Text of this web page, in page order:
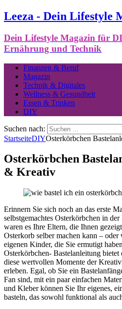
Leeza - Dein Lifestyle
Dein Lifestyle Magazin für
Ernährung und Technik
Finanzen & Beruf
Magazin
Technik & Digitales
Wellness & Gesundheit
Essen & Trinken
DIY
Suchen nach:
StartseiteDIYOsterkörbchen
Osterkörbchen
& Kreativ
Erinnern Sie sich noch an das erste
selbstgemachtes Osterkörbchen in
waren es Ihre Eltern, die Ihnen
Osterkorb selber machen kann –
eigenen Kinder, die Sie ermutigt
Osterkörbchen- Bastelanleitung
diese wertvollen Momente der
erleben. Egal, ob Sie ein
Fan sind, mit ein paar einfachen
und Kleber können Sie Ihr eigenes,
basteln, das sowohl funktional als